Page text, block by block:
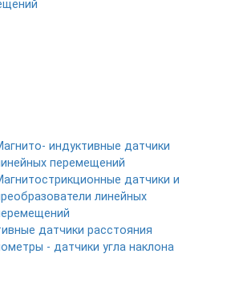
индуктивные датчики
перемещений
датчики и
линейных
датчики расстояния
- датчики угла наклона